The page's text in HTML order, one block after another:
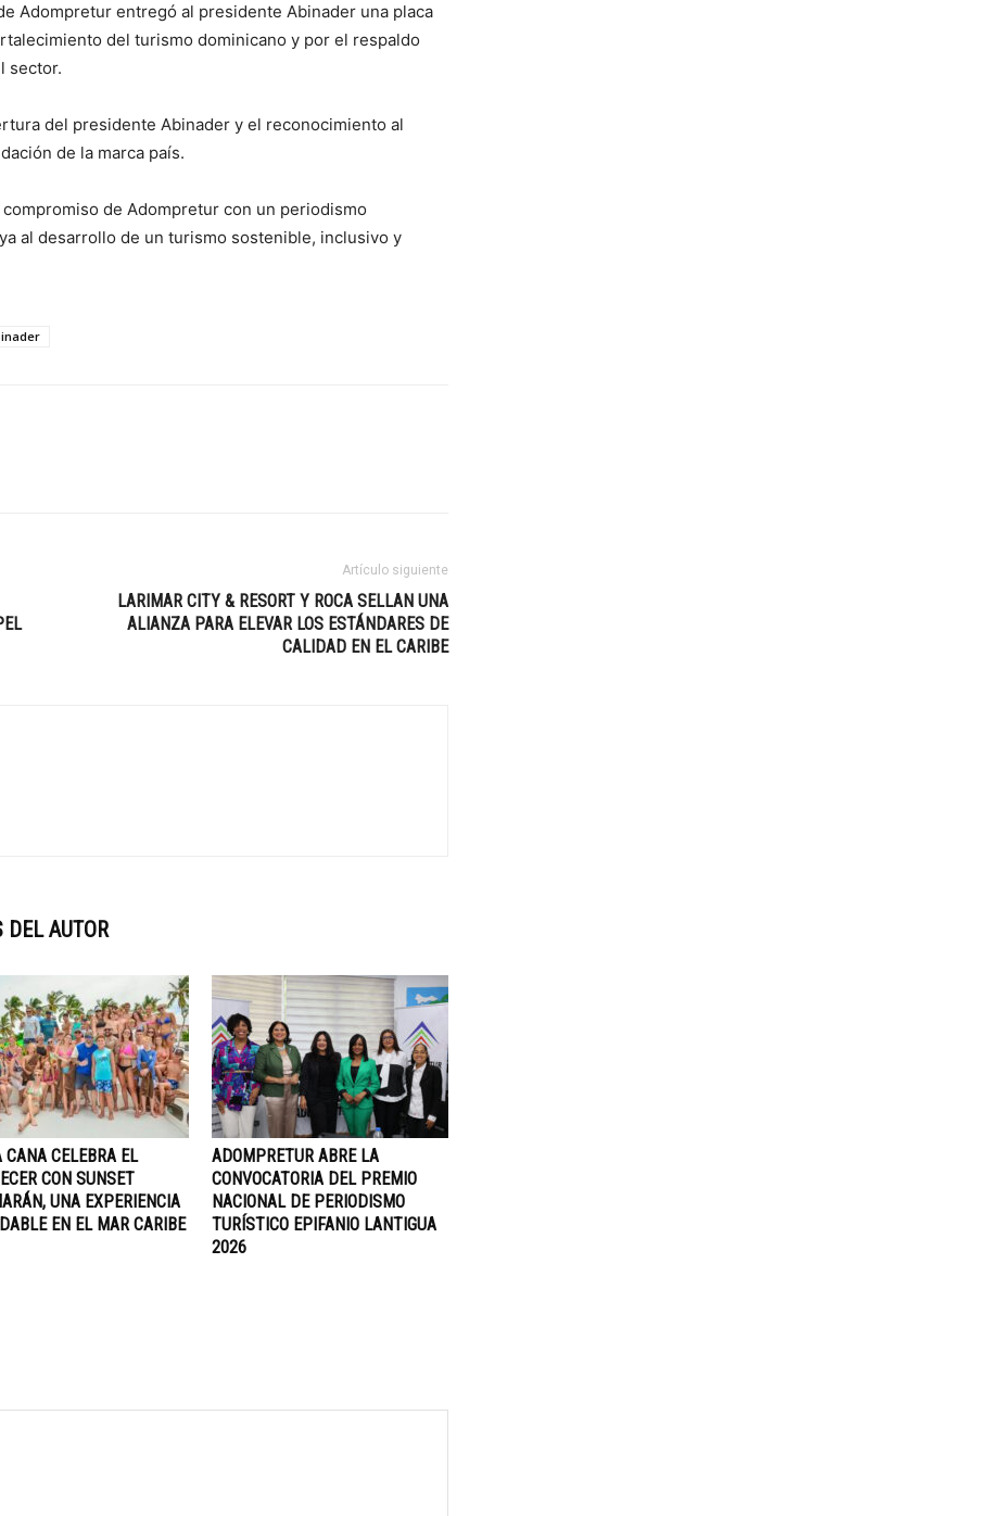
Adompretur entregó al presidente Abinader una placa
del turismo dominicano y por el respaldo
sector.
del presidente Abinader y el reconocimiento al
de la marca país.
de Adompretur con un periodismo
al desarrollo de un turismo sostenible, inclusivo y
Artículo siguiente
LARIMAR CITY & RESORT Y ROCA SELLAN UNA
ALIANZA PARA ELEVAR LOS ESTÁNDARES DE
CALIDAD EN EL CARIBE
DEL AUTOR
CANA CELEBRA EL
CON SUNSET
UNA EXPERIENCIA
EN EL MAR CARIBE
ADOMPRETUR ABRE LA
CONVOCATORIA DEL PREMIO
NACIONAL DE PERIODISMO
TURÍSTICO EPIFANIO LANTIGUA
2026